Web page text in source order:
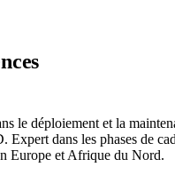
le déploiement et la
dans les phases de
Europe et Afrique du Nord.